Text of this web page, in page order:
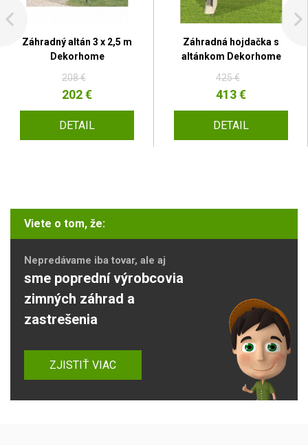
Záhradný altán 3 x 2,5 m
Dekorhome
208 €
202 €
DETAIL
Záhradná hojdačka s
altánkom Dekorhome
425 €
413 €
DETAIL
Viete o tom, že:
Nepredávame iba tovar, ale aj
sme poprední výrobcovia
zimných záhrad a
zastrešenia
ZJISTIŤ VIAC